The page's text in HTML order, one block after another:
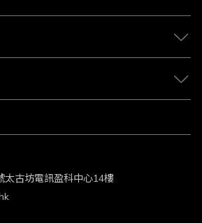
太古坊電訊盈科中心14樓